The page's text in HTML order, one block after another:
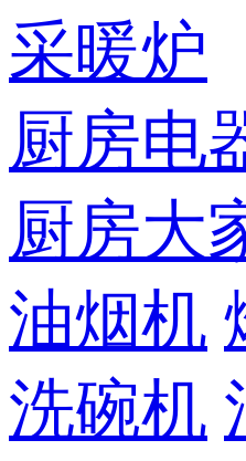
采暖炉
厨房电
厨房大
油烟机
洗碗机